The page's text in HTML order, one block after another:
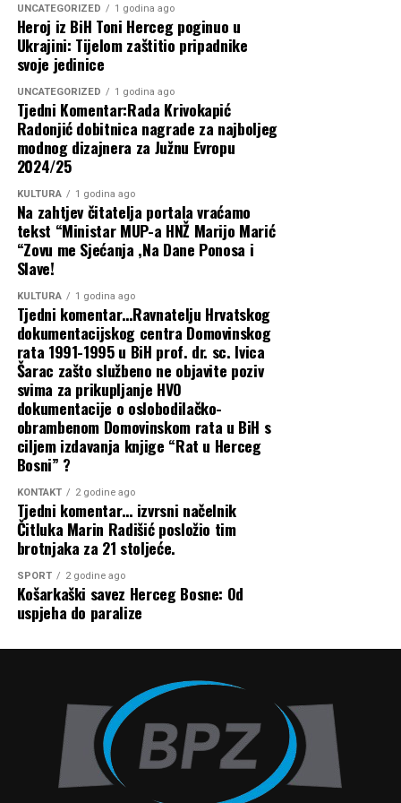
Ako želite znati gdje će tijekom kolovoza
biti radarske kontrole u HNŽ,…
4 kolovoza, 2026
POLITIČKI ZAPLET U UTVRDI HDZ-a:
Oporba stigla u Široki Brijeg, zabranjena
im…
4 kolovoza, 2026
Nove investicije u Širokom Brijegu:
Sufinancira se kanalizacija, vodovod u
Knešpolju i…
4 kolovoza, 2026
Najnovije objave
Teška nesreća na dionici Stolac – Neum,
sudarila se tri vozila, promet u
potpunom prekidu!
8 kolovoza, 2026
Mate Rimac otvorio novi pogon u
Francuskoj i rasprodao Tourbillon od 3,8
REVOLUCIONARNO OTKRIĆE
ZNANSTVENIKA: Izumljena medicinska
žvakaća guma koja uništava viruse i
bakterije uzročnike raka!
kolektivnom sjećanju njegovo mjesto zauzme 12.
kolovoza.
Takvima, koji su vam obećali da će vaša imena biti
zlatnim slovima upisana u hrvatskoj povijesti, nije dosta
što su upisali svoja imena u vlasničke listove tvornica,
nekretnina i trgovačkih društava, neho sada žele i na
spomenike.
U danima kada Šuica živi punim plućima, kada se broj
stanovnika višestruko poveća i kada se održavaju brojna
događanja, svatko može izabrati gdje će biti toga dana i s
kim provesti vrijeme, na kraju, neka sam odgovori na
Kome će 12. kolovoza pljeskati Šuica?
Stih jedne ratne pjesme kaže:
„Kad prođe rat i zvijeri odu, kad nam opet sloboda svane,
hrvatski narod pamtit će gardu i ove crne krvave dane…”
Hoće li doista biti tako ili je već sjećanje na one koji su
izborili slobodu ustupilo mjesto nekim drugim imenima i
nekim drugim pričama?
Did Vidurina
UNCATEGORIZED 1 godina ago
Heroj iz BiH Toni Herceg poginuo u
Ukrajini: Tijelom zaštitio pripadnike
svoje jedinice
UNCATEGORIZED 1 godina ago
Tjedni Komentar:Rada Krivokapić
Radonjić dobitnica nagrade za najboljeg
modnog dizajnera za Južnu Evropu
2024/25
KULTURA 1 godina ago
Na zahtjev čitatelja portala vraćamo
tekst “Ministar MUP-a HNŽ Marijo Marić
“Zovu me Sjećanja ,Na Dane Ponosa i
Slave!
KULTURA 1 godina ago
Tjedni komentar…Ravnatelju Hrvatskog
dokumentacijskog centra Domovinskog
rata 1991-1995 u BiH prof. dr. sc. Ivica
Šarac zašto službeno ne objavite poziv
svima za prikupljanje HVO
dokumentacije o oslobodilačko-
obrambenom Domovinskom rata u BiH s
ciljem izdavanja knjige “Rat u Herceg
Bosni” ?
KONTAKT 2 godine ago
Tjedni komentar… izvrsni načelnik
Čitluka Marin Radišić posložio tim
brotnjaka za 21 stoljeće.
SPORT 2 godine ago
Košarkaški savez Herceg Bosne: Od
uspjeha do paralize